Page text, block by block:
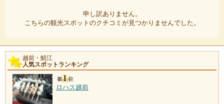
申し訳ありません。
こちらの観光スポットのクチコミが見つかりませんでした。
越前・鯖江
人気スポットランキング
ロハス越前